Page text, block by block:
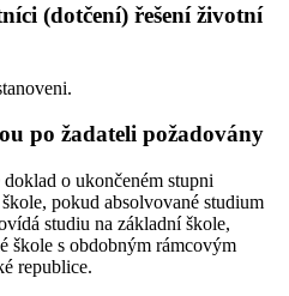
(dotčení) řešení životní
po žadateli požadovány
o ukončeném stupni
pokud absolvované studium
studiu na základní škole,
škole s obdobným rámcovým
republice.